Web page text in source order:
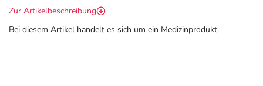
Zur Artikelbeschreibung
Bei diesem Artikel handelt es sich um ein Medizinprodukt.